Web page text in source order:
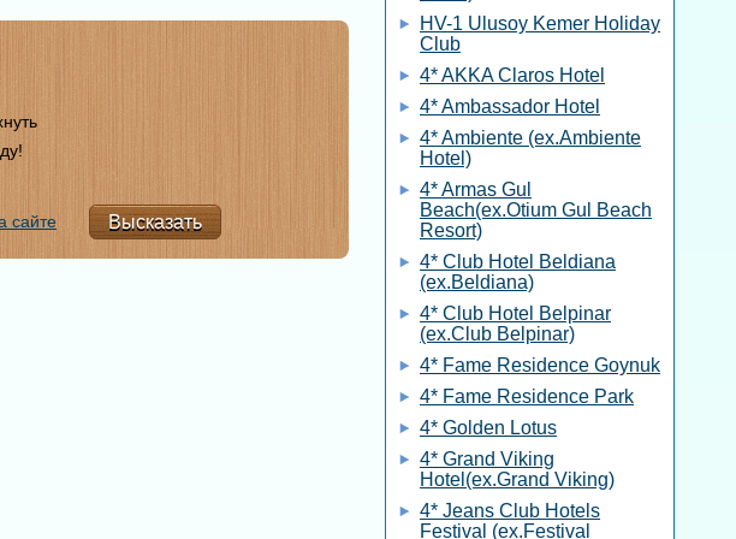
сайте
HV-1 Ulusoy Kemer Holiday
Club
4* AKKA Claros Hotel
4* Ambassador Hotel
4* Ambiente (ex.Ambiente
Hotel)
4* Armas Gul
Beach(ex.Otium Gul Beach
Resort)
4* Club Hotel Beldiana
(ex.Beldiana)
4* Club Hotel Belpinar
(ex.Club Belpinar)
4* Fame Residence Goynuk
4* Fame Residence Park
4* Golden Lotus
4* Grand Viking
Hotel(ex.Grand Viking)
4* Jeans Club Hotels
Festival (ex.Festival